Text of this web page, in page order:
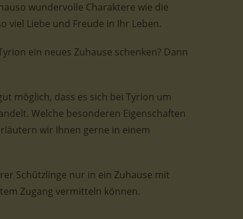
wundervolle Charaktere wie die
viel Liebe und Freude in Ihr Leben.
ein neues Zuhause schenken? Dann
möglich, dass es sich bei Tyrion um
Welche besonderen Eigenschaften
wir Ihnen gerne in einem
Schützlinge nur in ein Zuhause mit
Zugang vermitteln können.